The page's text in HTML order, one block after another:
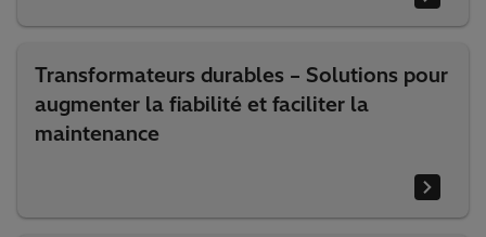
Transformateurs durables – Solutions pour
augmenter la fiabilité et faciliter la
maintenance